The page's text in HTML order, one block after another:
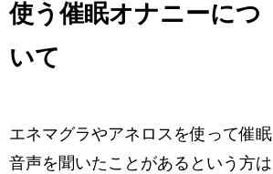
使う催眠オナニーにつ
いて
エネマグラやアネロスを使って催眠
音声を聞いたことがあるという方は